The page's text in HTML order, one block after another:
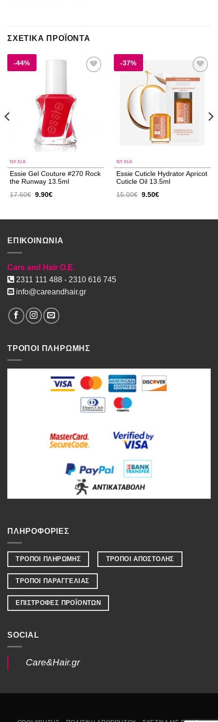
ΣΧΕΤΙΚΆ ΠΡΟΪΌΝΤΑ
-44%
NYXIA
Essie Gel Couture #270 Rock
the Runway 13.5ml
17.60€ Original
9.90€Η
9.90€.
-37%
Add to
wishlist
NYXIA
Essie Cuticle Hydrator Apricot
Cuticle Oil 13.5ml
15.00€ Original
9.50€Η
9.50€.
ΕΠΙΚΟΙΝΩΝΙΑ
Care and Hair O.E.
2311 111 488 - 2310 616 745
info@careandhair.gr
ΤΡΟΠΟΙ ΠΛΗΡΩΜΗΣ
ΠΛΗΡΟΦΟΡΙΕΣ
ΤΡΟΠΟΙ ΠΛΗΡΩΜΗΣ ΤΡΟΠΟΙ ΑΠΟΣΤΟΛΗΣ
ΤΡΟΠΟΙ ΠΑΡΑΓΓΕΛΙΑΣ
ΕΠΙΣΤΡΟΦΕΣ ΠΡΟΪΟΝΤΩΝ
SOCIAL
Care&Hair.gr